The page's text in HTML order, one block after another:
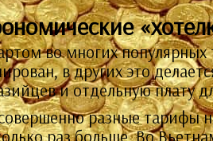
во многих
в других это
и отдельную плату
разные тарифы
раз больше. Во